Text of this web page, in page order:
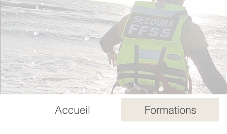
Accueil Formations